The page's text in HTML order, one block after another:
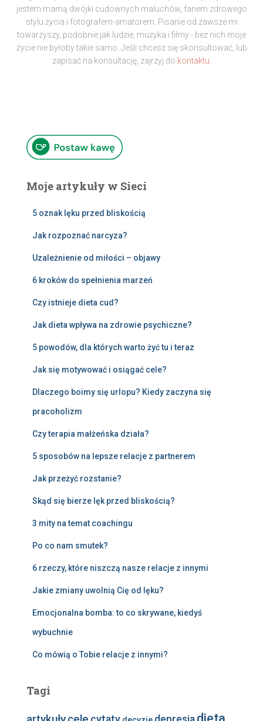
jestem mamą dwójki cudownych maluchów, fanem zdrowego
stylu życia i fotografem-amatorem. Pisanie od zawsze mi
towarzyszy, podobnie jak ludzie, muzyka i filmy - bez nich moje
życie nie byłoby takie samo. Jeśli chcesz się skonsultować, lub
zapisać na konsultację, zajrzyj do kontaktu.
Moje artykuły w Sieci
5 oznak lęku przed bliskością
Jak rozpoznać narcyza?
Uzależnienie od miłości – objawy
6 kroków do spełnienia marzeń
Czy istnieje dieta cud?
Jak dieta wpływa na zdrowie psychiczne?
5 powodów, dla których warto żyć tu i teraz
Jak się motywować i osiągać cele?
Dlaczego boimy się urlopu? Kiedy zaczyna się
pracoholizm
Czy terapia małżeńska działa?
5 sposobów na lepsze relacje z partnerem
Jak przeżyć rozstanie?
Skąd się bierze lęk przed bliskością?
3 mity na temat coachingu
Po co nam smutek?
6 rzeczy, które niszczą nasze relacje z innymi
Jakie zmiany uwolnią Cię od lęku?
Emocjonalna bomba: to co skrywane, kiedyś
wybuchnie
Co mówią o Tobie relacje z innymi?
Tagi